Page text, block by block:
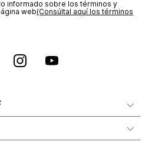
informado sobre los términos y
web‎(Consúltal aquí los términos